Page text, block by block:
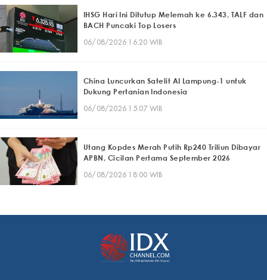
IHSG Hari Ini Ditutup Melemah ke 6.343, TALF dan
BACH Puncaki Top Losers
06/08/2026 16:20 WIB
China Luncurkan Satelit AI Lampung-1 untuk
Dukung Pertanian Indonesia
06/08/2026 15:07 WIB
Utang Kopdes Merah Putih Rp240 Triliun Dibayar
APBN, Cicilan Pertama September 2026
06/08/2026 18:00 WIB